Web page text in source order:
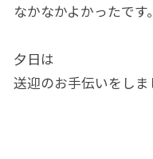
なかなかよかったです。
夕日は
送迎のお手伝いをしま